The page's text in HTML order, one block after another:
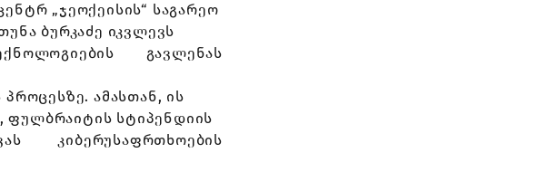
„ჯეოქეისის“ საგარეო
ბურკაძე იკვლევს
გავლენას
ამასთან, ის
ფულბრაიტის სტიპენდიის
კიბერუსაფრთხოების